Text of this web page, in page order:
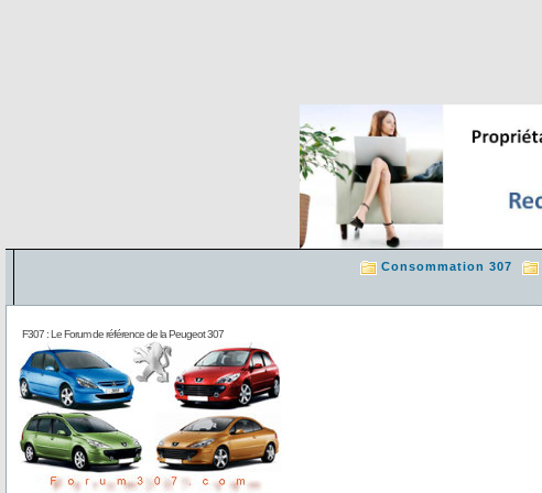
Consommation 307
F307 : Le Forum de référence de la Peugeot 307